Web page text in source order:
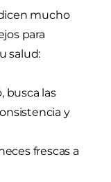
mucho
para
salud:
busca las
y
frescas a